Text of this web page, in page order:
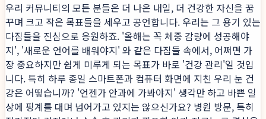
우리 커뮤니티의 모든 분들은 더 나은 내일, 더 건강한 자신을 꿈
꾸며 크고 작은 목표들을 세우고 공언합니다. 우리는 그 용기 있는
다짐들을 진심으로 응원하죠. '올해는 꼭 체중 감량에 성공해야
지', '새로운 언어를 배워야지' 와 같은 다짐들 속에서, 어쩌면 가
장 중요하지만 쉽게 미루게 되는 목표가 바로 '건강 관리'일 것입
니다. 특히 하루 종일 스마트폰과 컴퓨터 화면에 지친 우리 눈 건
강은 어떻습니까? '언젠가 안과에 가봐야지' 생각만 하고 바쁜 일
상에 핑계를 대며 넘어가고 있지는 않으신가요? 병원 방문, 특히